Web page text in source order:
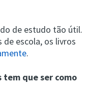
de estudo tão útil.
escola, os livros
.
que ser como